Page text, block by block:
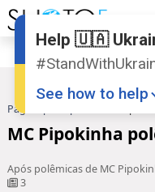
Pagina principal MC
MC Pipokinha
3
Help 🇺🇦
See how to help